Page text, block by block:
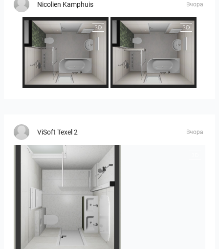
Nicolien Kamphuis Вчора
25-5014 bnr. 3.10 25-5014 bnr. 3.10
ViSoft Texel 2 Вчора
Heijenk E 3